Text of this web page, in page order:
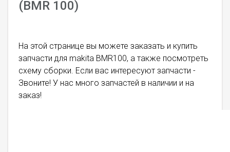
(BMR 100)
На этой странице вы можете заказать и купить
запчасти для makita BMR100, а также посмотреть
схему сборки. Если вас интересуют запчасти -
Звоните! У нас много запчастей в наличии и на
заказ!